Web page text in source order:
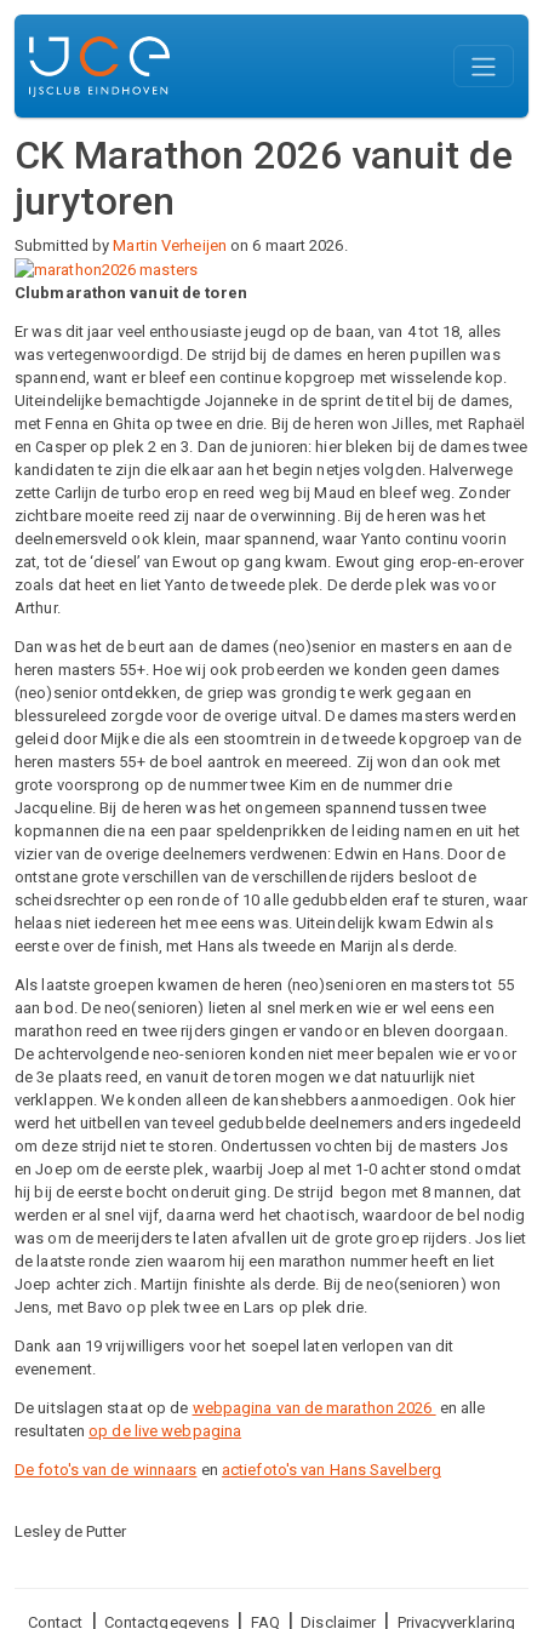
Overslaan en naar de inhoud gaan
CK Marathon 2026 vanuit de
jurytoren
Submitted byMartin Verheijen on 6 maart 2026.
Clubmarathon vanuit de toren
Er was dit jaar veel enthousiaste jeugd op de baan, van 4 tot 18, alles
was vertegenwoordigd. De strijd bij de dames en heren pupillen was
spannend, want er bleef een continue kopgroep met wisselende kop.
Uiteindelijke bemachtigde Jojanneke in de sprint de titel bij de dames,
met Fenna en Ghita op twee en drie. Bij de heren won Jilles, met Raphaël
en Casper op plek 2 en 3. Dan de junioren: hier bleken bij de dames twee
kandidaten te zijn die elkaar aan het begin netjes volgden. Halverwege
zette Carlijn de turbo erop en reed weg bij Maud en bleef weg. Zonder
zichtbare moeite reed zij naar de overwinning. Bij de heren was het
deelnemersveld ook klein, maar spannend, waar Yanto continu voorin
zat, tot de ‘diesel’ van Ewout op gang kwam. Ewout ging erop-en-erover
zoals dat heet en liet Yanto de tweede plek. De derde plek was voor
Arthur.
Dan was het de beurt aan de dames (neo)senior en masters en aan de
heren masters 55+. Hoe wij ook probeerden we konden geen dames
(neo)senior ontdekken, de griep was grondig te werk gegaan en
blessureleed zorgde voor de overige uitval. De dames masters werden
geleid door Mijke die als een stoomtrein in de tweede kopgroep van de
heren masters 55+ de boel aantrok en meereed. Zij won dan ook met
grote voorsprong op de nummer twee Kim en de nummer drie
Jacqueline. Bij de heren was het ongemeen spannend tussen twee
kopmannen die na een paar speldenprikken de leiding namen en uit het
vizier van de overige deelnemers verdwenen: Edwin en Hans. Door de
ontstane grote verschillen van de verschillende rijders besloot de
scheidsrechter op een ronde of 10 alle gedubbelden eraf te sturen, waar
helaas niet iedereen het mee eens was. Uiteindelijk kwam Edwin als
eerste over de finish, met Hans als tweede en Marijn als derde.
Als laatste groepen kwamen de heren (neo)senioren en masters tot 55
aan bod. De neo(senioren) lieten al snel merken wie er wel eens een
marathon reed en twee rijders gingen er vandoor en bleven doorgaan.
De achtervolgende neo-senioren konden niet meer bepalen wie er voor
de 3e plaats reed, en vanuit de toren mogen we dat natuurlijk niet
verklappen. We konden alleen de kanshebbers aanmoedigen. Ook hier
werd het uitbellen van teveel gedubbelde deelnemers anders ingedeeld
om deze strijd niet te storen. Ondertussen vochten bij de masters Jos
en Joep om de eerste plek, waarbij Joep al met 1-0 achter stond omdat
hij bij de eerste bocht onderuit ging. De strijd begon met 8 mannen, dat
werden er al snel vijf, daarna werd het chaotisch, waardoor de bel nodig
was om de meerijders te laten afvallen uit de grote groep rijders. Jos liet
de laatste ronde zien waarom hij een marathon nummer heeft en liet
Joep achter zich. Martijn finishte als derde. Bij de neo(senioren) won
Jens, met Bavo op plek twee en Lars op plek drie.
Dank aan 19 vrijwilligers voor het soepel laten verlopen van dit
evenement.
De uitslagen staat op de webpagina van de marathon 2026 en alle
resultatenop de live webpagina
De foto's van de winnaars en actiefoto's van Hans Savelberg
Lesley de Putter
Contact Contactgegevens FAQ Disclaimer Privacyverklaring